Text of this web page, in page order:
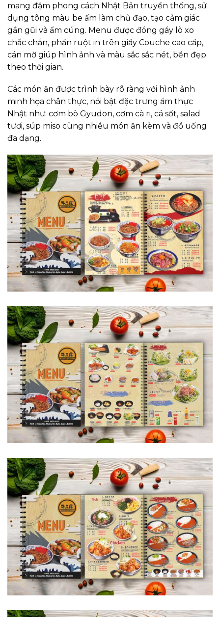
mang đậm phong cách Nhật Bản truyền thống, sử
dụng tông màu be ấm làm chủ đạo, tạo cảm giác
gần gũi và ấm cúng. Menu được đóng gáy lò xo
chắc chắn, phần ruột in trên giấy Couche cao cấp,
cán mờ giúp hình ảnh và màu sắc sắc nét, bền đẹp
theo thời gian.
Các món ăn được trình bày rõ ràng với hình ảnh
minh họa chân thực, nổi bật đặc trưng ẩm thực
Nhật như: cơm bò Gyudon, cơm cà ri, cá sốt, salad
tươi, súp miso cùng nhiều món ăn kèm và đồ uống
đa dạng.